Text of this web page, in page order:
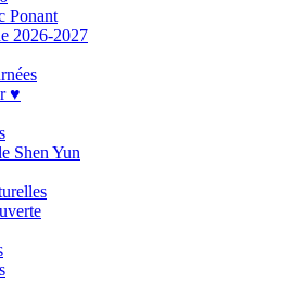
Ponant
2026-2027
♥
Shen Yun